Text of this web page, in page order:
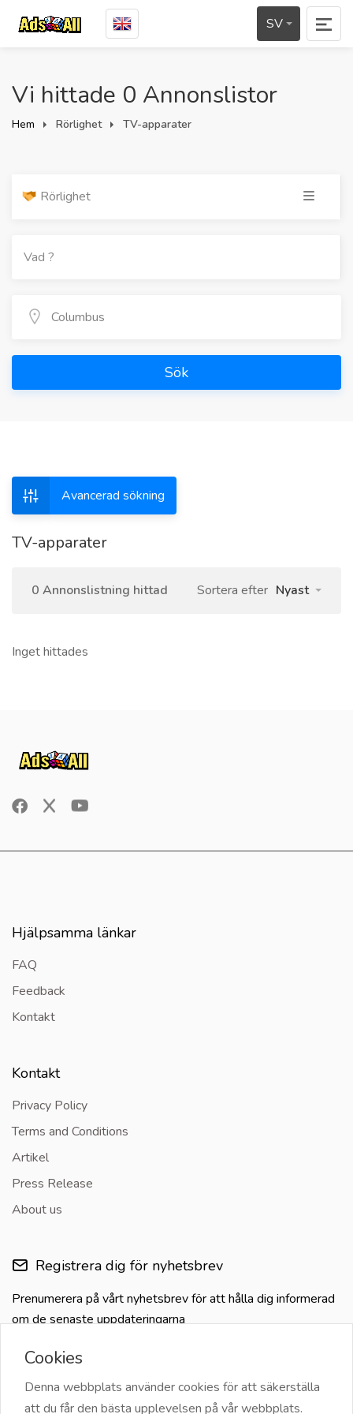
SV
Vi hittade 0 Annonslistor
Hem Rörlighet TV-apparater
Rörlighet
Sök
Avancerad sökning
TV-apparater
0 Annonslistning hittad Sortera efter Nyast
Inget hittades
Hjälpsamma länkar
FAQ
Feedback
Kontakt
Kontakt
Privacy Policy
Terms and Conditions
Artikel
Press Release
About us
Registrera dig för nyhetsbrev
Prenumerera på vårt nyhetsbrev för att hålla dig informerad
om de senaste uppdateringarna
Cookies
Denna webbplats använder cookies för att säkerställa
att du får den bästa upplevelsen på vår webbplats.